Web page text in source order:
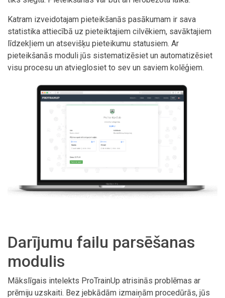
Katram izveidotajam pieteikšanās pasākumam ir sava
statistika attiecībā uz pieteiktajiem cilvēkiem, savāktajiem
līdzekļiem un atsevišķu pieteikumu statusiem. Ar
pieteikšanās moduli jūs sistematizēsiet un automatizēsiet
visu procesu un atvieglosiet to sev un saviem kolēģiem.
Darījumu failu parsēšanas
modulis
Mākslīgais intelekts ProTrainUp atrisinās problēmas ar
prēmiju uzskaiti. Bez jebkādām izmaiņām procedūrās, jūs